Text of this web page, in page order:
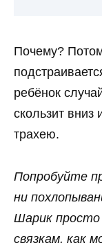
Почему?
ребёнок
скользит вниз
трахею.
Попробуйте
ни
Шарик просто
связкам, как